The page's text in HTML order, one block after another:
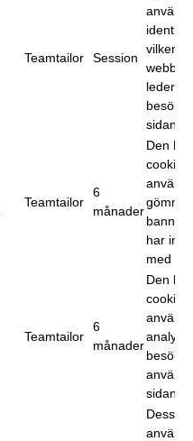
Teamtailor Session
vilken
leder
sidan.
Teamtailor
6
månader
Den här
cookien
gömma
har
med
Teamtailor
6
månader
Den här
cookien
sidan.
Dessa